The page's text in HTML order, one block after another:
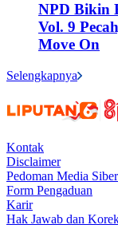
NPD Bikin
Vol. 9
Move On
Selengkapnya
Kontak
Disclaimer
Pedoman Media Siber
Form Pengaduan
Karir
Hak Jawab dan